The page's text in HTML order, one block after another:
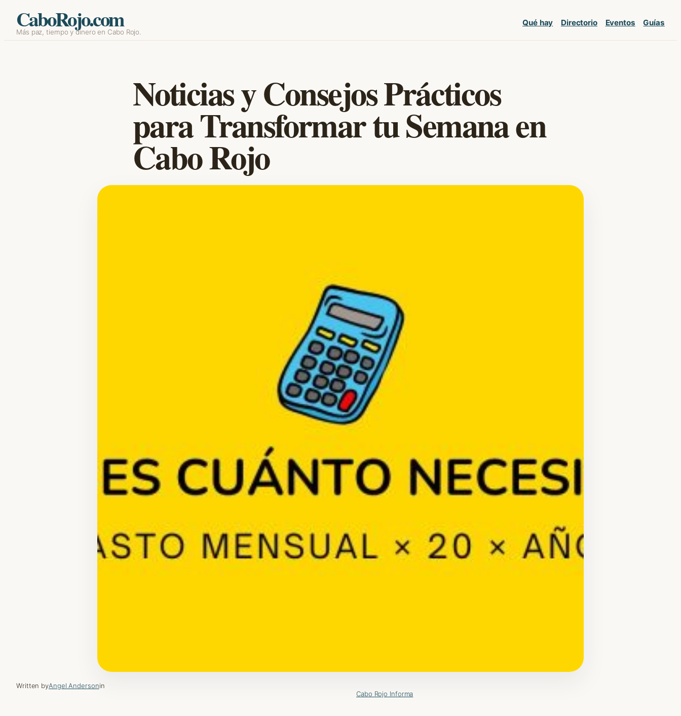
Skip
to
CaboRojo.com
Más paz, tiempo y dinero en Cabo Rojo.
Qué hay Directorio Eventos Guías
Noticias y Consejos Prácticos
para Transformar tu Semana en
Cabo Rojo
Written byAngel Andersonin
Cabo Rojo Informa